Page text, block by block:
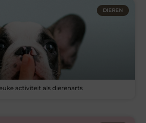
DIEREN
activiteit als dierenarts